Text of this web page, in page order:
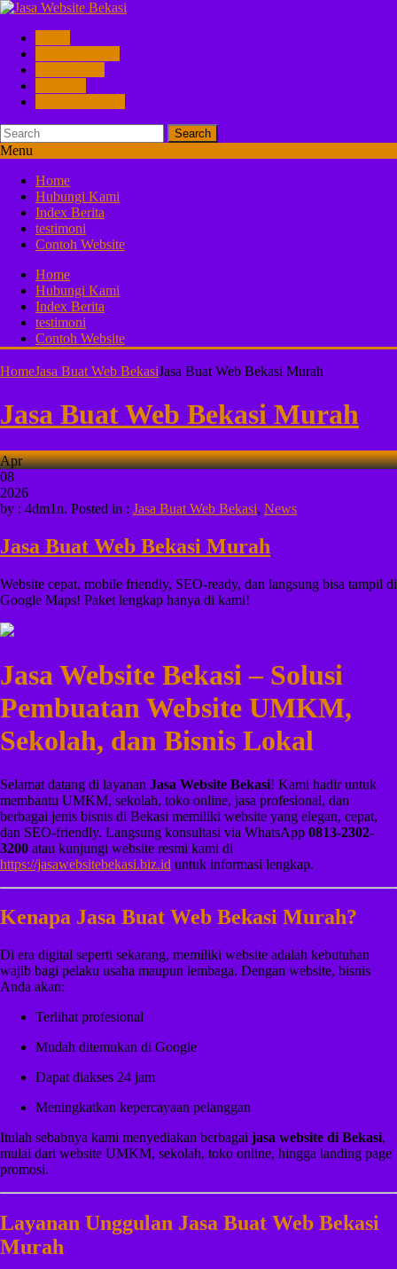
Search
Menu
Home
Hubungi Kami
Index Berita
testimoni
Contoh Website
Home
Hubungi Kami
Index Berita
testimoni
Contoh Website
HomeJasa Buat Web BekasiJasa Buat Web Bekasi Murah
Jasa Buat Web Bekasi Murah
Apr
08
2026
by : 4dm1n. Posted in : Jasa Buat Web Bekasi, News
Jasa Buat Web Bekasi Murah
Website cepat, mobile friendly, SEO-ready, dan langsung bisa tampil di
Google Maps! Paket lengkap hanya di kami!
Jasa Website Bekasi – Solusi
Pembuatan Website UMKM,
Sekolah, dan Bisnis Lokal
Selamat datang di layanan Jasa Website Bekasi! Kami hadir untuk
membantu UMKM, sekolah, toko online, jasa profesional, dan
berbagai jenis bisnis di Bekasi memiliki website yang elegan, cepat,
dan SEO-friendly. Langsung konsultasi via WhatsApp 0813-2302-
3200 atau kunjungi website resmi kami di
https://jasawebsitebekasi.biz.id untuk informasi lengkap.
Kenapa Jasa Buat Web Bekasi Murah?
Di era digital seperti sekarang, memiliki website adalah kebutuhan
wajib bagi pelaku usaha maupun lembaga. Dengan website, bisnis
Anda akan:
Terlihat profesional
Mudah ditemukan di Google
Dapat diakses 24 jam
Meningkatkan kepercayaan pelanggan
Itulah sebabnya kami menyediakan berbagai jasa website di Bekasi,
mulai dari website UMKM, sekolah, toko online, hingga landing page
promosi.
Layanan Unggulan Jasa Buat Web Bekasi
Murah